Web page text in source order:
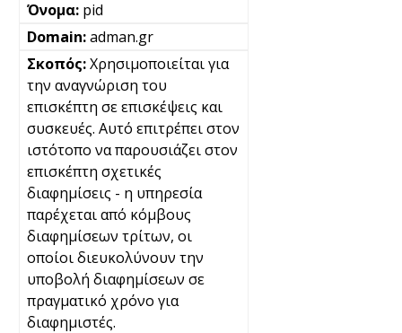
pid
adman.gr
Χρησιμοποιείται για
την αναγνώριση του
επισκέπτη σε επισκέψεις και
συσκευές. Αυτό επιτρέπει στον
ιστότοπο να παρουσιάζει στον
επισκέπτη σχετικές
διαφημίσεις - η υπηρεσία
παρέχεται από κόμβους
διαφημίσεων τρίτων, οι
οποίοι διευκολύνουν την
υποβολή διαφημίσεων σε
πραγματικό χρόνο για
διαφημιστές.